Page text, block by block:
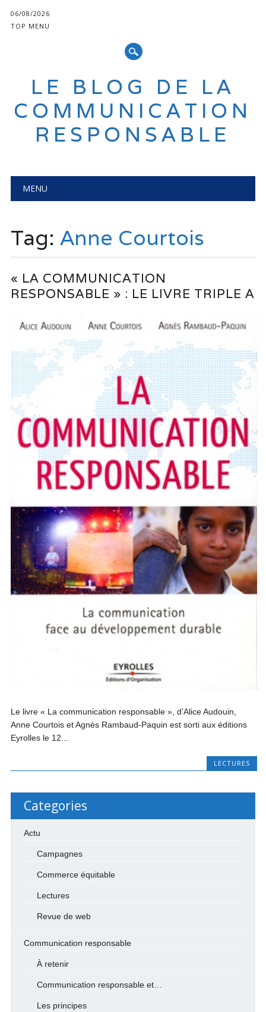
06/08/2026
TOP MENU
LE BLOG DE LA
COMMUNICATION
RESPONSABLE
Main menu
MENU
Tag: Anne Courtois
« LA COMMUNICATION
RESPONSABLE » : LE LIVRE TRIPLE A
Le livre « La communication responsable », d’Alice Audouin,
Anne Courtois et Agnès Rambaud-Paquin est sorti aux éditions
Eyrolles le 12...
LECTURES
Categories
Actu
Campagnes
Commerce équitable
Lectures
Revue de web
Communication responsable
À retenir
Communication responsable et…
Les principes